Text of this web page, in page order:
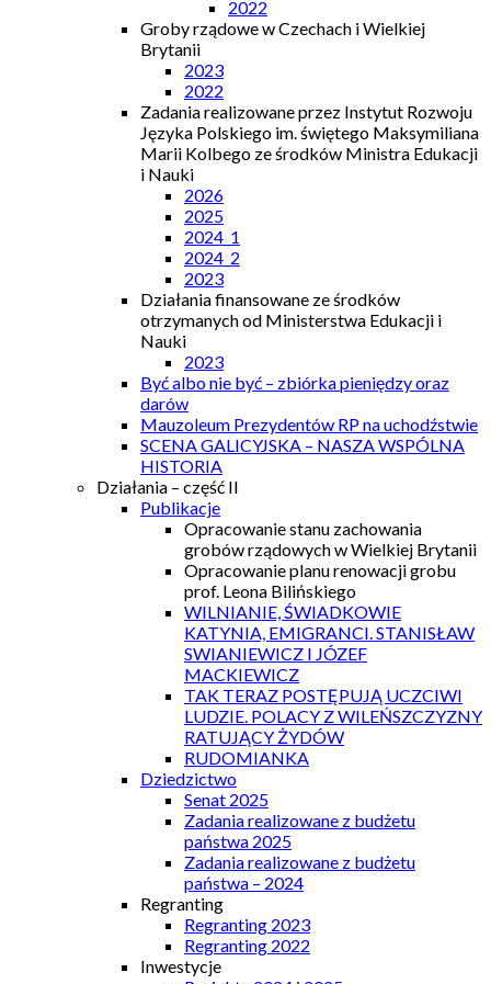
2022
Groby rządowe w Czechach i Wielkiej
Brytanii
2023
2022
Zadania realizowane przez Instytut Rozwoju
Języka Polskiego im. świętego Maksymiliana
Marii Kolbego ze środków Ministra Edukacji
i Nauki
2026
2025
2024_1
2024_2
2023
Działania finansowane ze środków
otrzymanych od Ministerstwa Edukacji i
Nauki
2023
Być albo nie być – zbiórka pieniędzy oraz
darów
Mauzoleum Prezydentów RP na uchodźstwie
SCENA GALICYJSKA – NASZA WSPÓLNA
HISTORIA
Działania – część II
Publikacje
Opracowanie stanu zachowania
grobów rządowych w Wielkiej Brytanii
Opracowanie planu renowacji grobu
prof. Leona Bilińskiego
WILNIANIE, ŚWIADKOWIE
KATYNIA, EMIGRANCI. STANISŁAW
SWIANIEWICZ I JÓZEF
MACKIEWICZ
TAK TERAZ POSTĘPUJĄ UCZCIWI
LUDZIE. POLACY Z WILEŃSZCZYZNY
RATUJĄCY ŻYDÓW
RUDOMIANKA
Dziedzictwo
Senat 2025
Zadania realizowane z budżetu
państwa 2025
Zadania realizowane z budżetu
państwa – 2024
Regranting
Regranting 2023
Regranting 2022
Inwestycje